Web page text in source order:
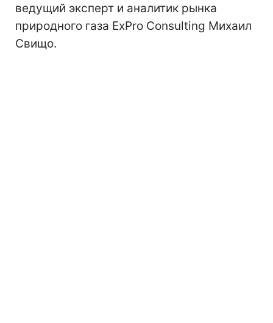
ведущий эксперт и аналитик рынка
природного газа ExPro Consulting Михаил
Свищо.